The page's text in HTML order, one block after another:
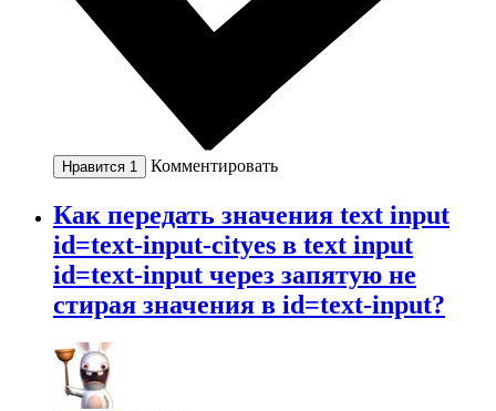
Нравится 1 Комментировать
Как передать значения text input
id=text-input-cityes в text input
id=text-input через запятую не
стирая значения в id=text-input?